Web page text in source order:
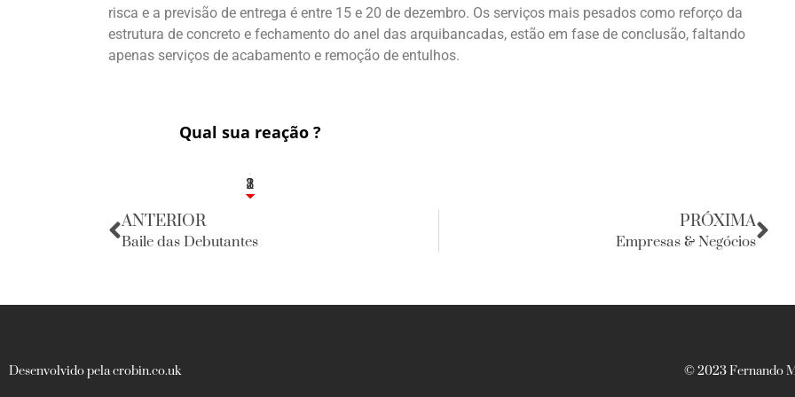
risca e a previsão de entrega é entre 15 e 20 de dezembro. Os serviços mais pesados como reforço da
estrutura de concreto e fechamento do anel das arquibancadas, estão em fase de conclusão, faltando
apenas serviços de acabamento e remoção de entulhos.
Qual sua reação ?
1
2
8
ANTERIOR
Baile das Debutantes
PRÓXIMA
Empresas & Negócios
Desenvolvido pela crobin.co.uk © 2023 Fernando